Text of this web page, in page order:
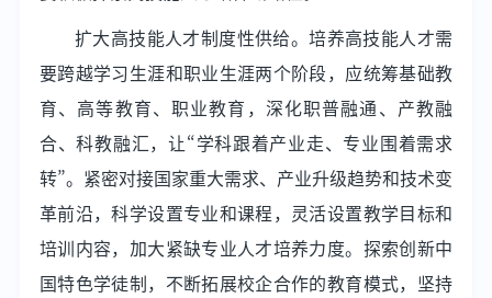
扩大高技能人才制度性供给。培养高技能人才需
要跨越学习生涯和职业生涯两个阶段，应统筹基础教
育、高等教育、职业教育，深化职普融通、产教融
合、科教融汇，让“学科跟着产业走、专业围着需求
转”。紧密对接国家重大需求、产业升级趋势和技术变
革前沿，科学设置专业和课程，灵活设置教学目标和
培训内容，加大紧缺专业人才培养力度。探索创新中
国特色学徒制，不断拓展校企合作的教育模式，坚持